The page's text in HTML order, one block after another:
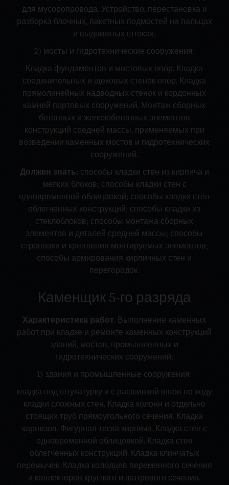
для мусоропровода. Устройство, перестановка и
разборка блочных, пакетных подмостей на пальцах
и выдвижных штоках;
2) мосты и гидротехнические сооружения:
Кладка фундаментов и мостовых опор. Кладка
соединительных и щековых стенок опор. Кладка
прямолинейных надводных стенок и кордонных
камней портовых сооружений. Монтаж сборных
бетонных и железобетонных элементов
конструкций средней массы, применяемых при
возведении каменных мостов и гидротехнических
сооружений.
Должен знать: способы кладки стен из кирпича и
мелких блоков; способы кладки стен с
одновременной облицовкой; способы кладки стен
облегченных конструкций; способы кладки из
стеклоблоков; способы монтажа сборных
элементов и деталей средней массы; способы
строповки и крепления монтируемых элементов;
способы армирования кирпичных стен и
перегородок.
Каменщик 5-го разряда
Характеристика работ. Выполнение каменных
работ при кладке и ремонте каменных конструкций
зданий, мостов, промышленных и
гидротехнических сооружений:
1) здания и промышленные сооружения:
кладка под штукатурку и с расшивкой швов по ходу
кладки сложных стен. Кладка колонн и отдельно
стоящих труб прямоугольного сечения. Кладка
карнизов. Фигурная теска кирпича. Кладка стен с
одновременной облицовкой. Кладка стен
облегченных конструкций. Кладка клинчатых
перемычек. Кладка колодцев переменного сечения
и коллекторов круглого и шатрового сечения.